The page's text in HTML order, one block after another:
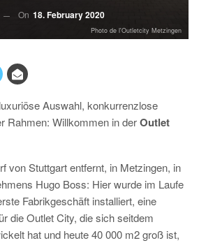
On 18. February 2020
Photo de l'Outletcity Metzingen
Auswahl, konkurrenzlose
Rahmen: Willkommen in derOutlet
von Stuttgart entfernt, in Metzingen, in
Hugo Boss: Hier wurde im Laufe
Fabrikgeschäft installiert, eine
die Outlet City, die sich seitdem
hat und heute 40 000 m2 groß ist,